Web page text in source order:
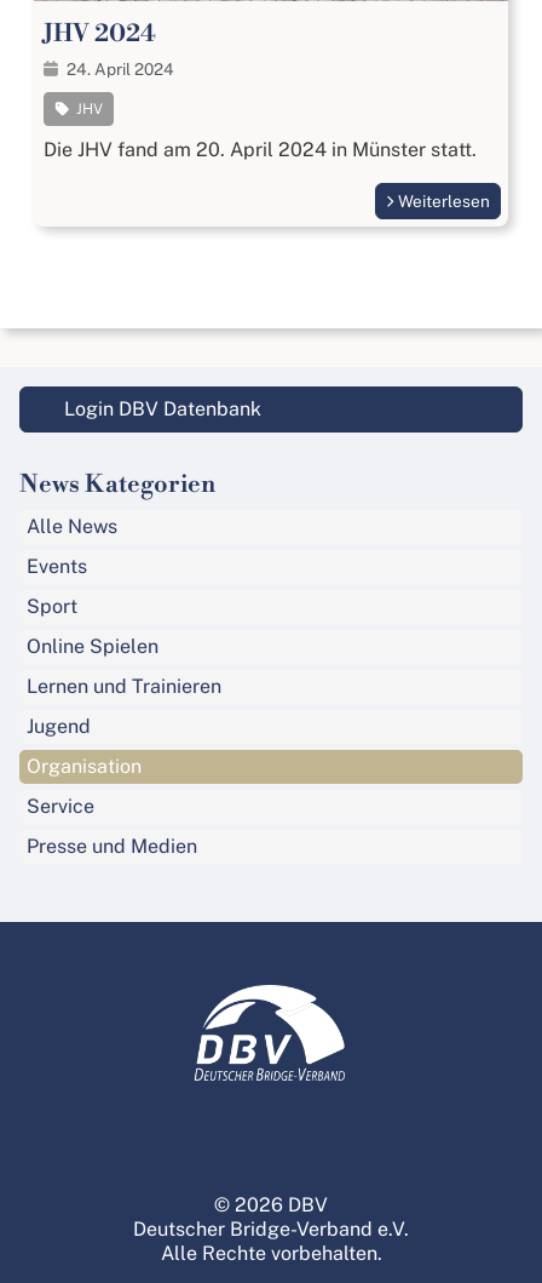
JHV 2024
24. April 2024
JHV
Die JHV fand am 20. April 2024 in Münster statt.
Weiterlesen
Login DBV Datenbank
News Kategorien
Alle News
Events
Sport
Online Spielen
Lernen und Trainieren
Jugend
Organisation
Service
Presse und Medien
© 2026 DBV
Deutscher Bridge-Verband e.V.
Alle Rechte vorbehalten.